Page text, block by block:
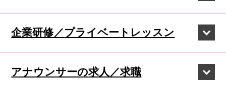
企業研修／プライベートレッスン
アナウンサーの求人／求職